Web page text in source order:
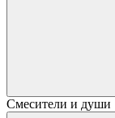
Смесители и души